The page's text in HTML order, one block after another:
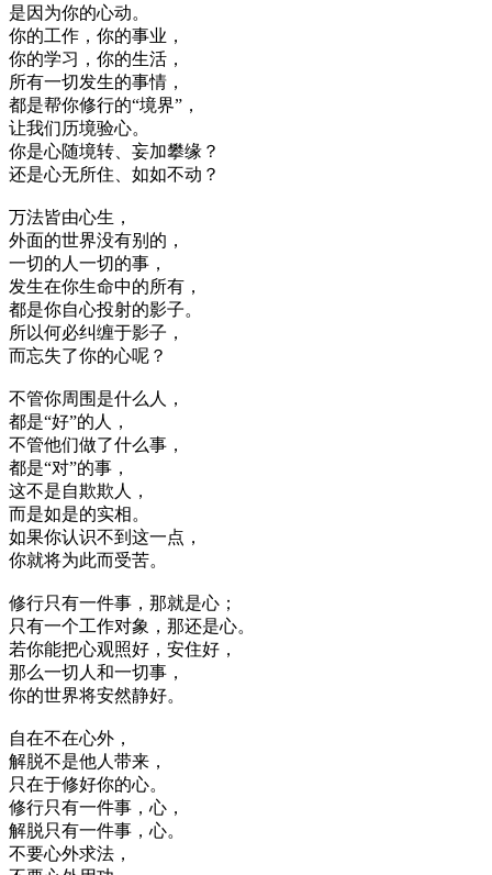
是因为你的心动。
你的工作，你的事业，
你的学习，你的生活，
所有一切发生的事情，
都是帮你修行的“境界”，
让我们历境验心。
你是心随境转、妄加攀缘？
还是心无所住、如如不动？
万法皆由心生，
外面的世界没有别的，
一切的人一切的事，
发生在你生命中的所有，
都是你自心投射的影子。
所以何必纠缠于影子，
而忘失了你的心呢？
不管你周围是什么人，
都是“好”的人，
不管他们做了什么事，
都是“对”的事，
这不是自欺欺人，
而是如是的实相。
如果你认识不到这一点，
你就将为此而受苦。
修行只有一件事，那就是心；
只有一个工作对象，那还是心。
若你能把心观照好，安住好，
那么一切人和一切事，
你的世界将安然静好。
自在不在心外，
解脱不是他人带来，
只在于修好你的心。
修行只有一件事，心，
解脱只有一件事，心。
不要心外求法，